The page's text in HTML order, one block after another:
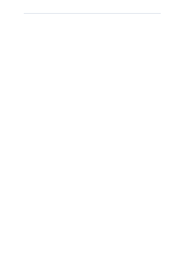
підтримці